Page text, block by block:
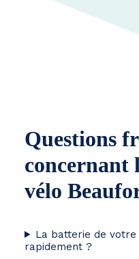
Questions
concernant
vélo
La batterie de
rapidement ?